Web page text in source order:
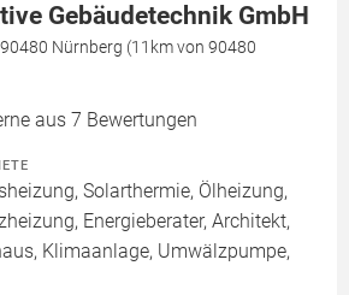
Gebäudetechnik GmbH
Nürnberg (11km von 90480
aus 7 Bewertungen
Solarthermie, Ölheizung,
Energieberater, Architekt,
Klimaanlage, Umwälzpumpe,